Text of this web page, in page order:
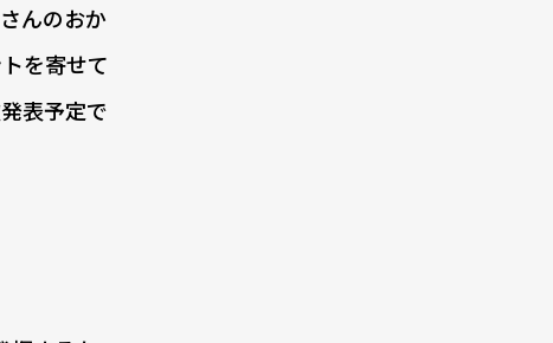
んのおか
を寄せて
表予定で